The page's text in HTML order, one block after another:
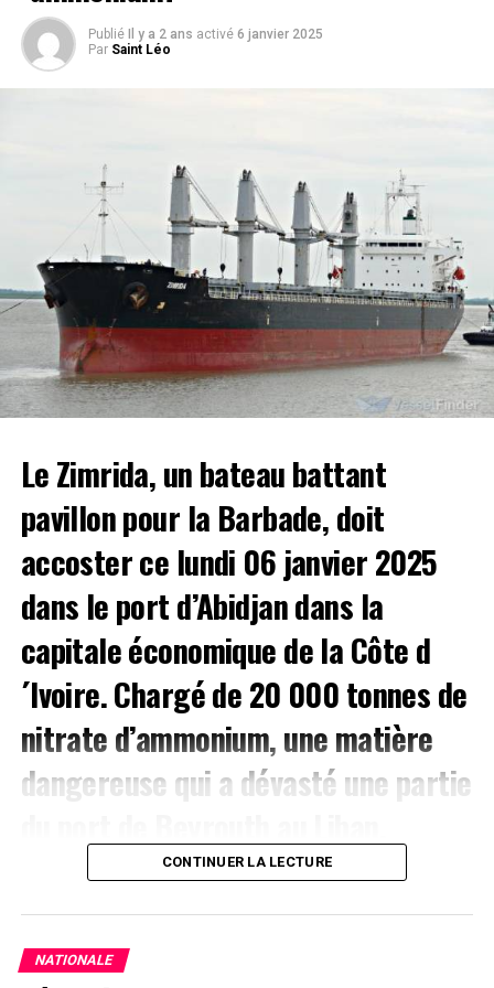
Publié Il y a 2 ans activé 6 janvier 2025
Par Saint Léo
Le Zimrida, un bateau battant
pavillon pour la Barbade, doit
accoster ce lundi 06 janvier 2025
dans le port d’Abidjan dans la
capitale économique de la Côte d
´Ivoire. Chargé de 20 000 tonnes de
nitrate d’ammonium, une matière
dangereuse qui a dévasté une partie
Le navire doit déchargé au port à Abidjan 3 000 tonnes
matière utilisée comme « fertilisant dans l’agriculture ».
CONTINUER LA LECTURE
NATIONALE